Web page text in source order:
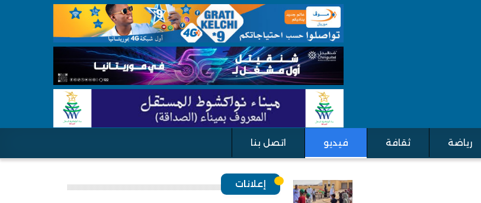
رياضة ثقافة فيديو اتصل بنا
إعلانات